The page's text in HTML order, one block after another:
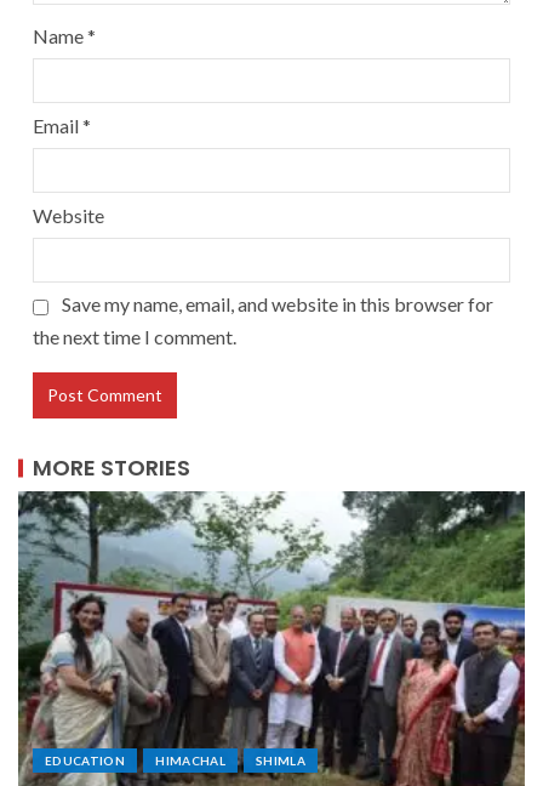
Name*
Email*
Website
Save my name, email, and website in this browser for
the next time I comment.
MORE STORIES
EDUCATION HIMACHAL SHIMLA